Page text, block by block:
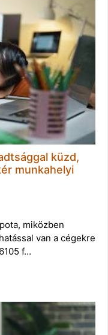
küzd,
munkahelyi
miközben
van a cégekre
f…